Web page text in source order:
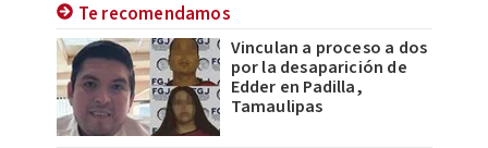
Te recomendamos
Vinculan a proceso a dos
por la desaparición de
Edder en Padilla,
Tamaulipas